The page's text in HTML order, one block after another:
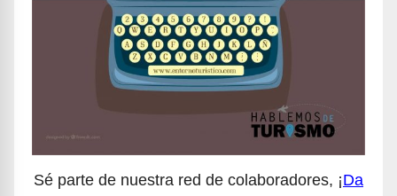
Sé parte de nuestra red de colaboradores, ¡Da